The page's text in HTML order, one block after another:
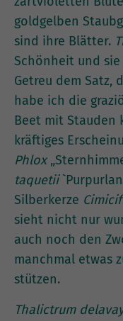
goldgelben
sind ihre Blätter.
Schönheit und
Getreu dem Satz,
habe ich die
Beet mit
kräftiges
Phlox
taquetii
Silberkerze
sieht nicht nur
auch noch den
manchmal etwas
stützen.
Thalictrum